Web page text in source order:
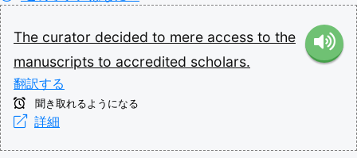
The curator decided to mere access to the
manuscripts to accredited scholars.
翻訳する
聞き取れるようになる
詳細